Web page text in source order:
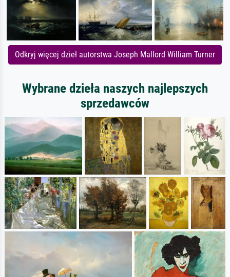
Odkryj więcej dzieł autorstwa Joseph Mallord William Turner
Wybrane dzieła naszych najlepszych
sprzedawców